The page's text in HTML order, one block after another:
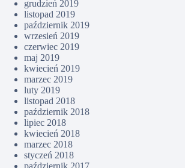
grudzień 2019
listopad 2019
październik 2019
wrzesień 2019
czerwiec 2019
maj 2019
kwiecień 2019
marzec 2019
luty 2019
listopad 2018
październik 2018
lipiec 2018
kwiecień 2018
marzec 2018
styczeń 2018
październik 2017